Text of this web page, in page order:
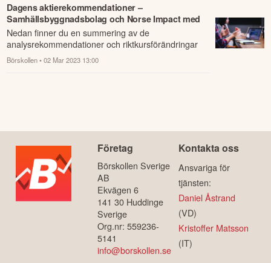
Dagens aktierekommendationer –
Samhällsbyggnadsbolag och Norse Impact med
på listan
Nedan finner du en summering av de
analysrekommendationer och riktkursförändringar
som har rapporterats om idag den 2 mars.
Börskollen • 02 Mar 2023 13:00
Företag
Börskollen Sverige
AB
Ekvägen 6
141 30 Huddinge
Sverige
Org.nr: 559236-
5141
info@borskollen.se
Kontakta oss
Ansvariga för
tjänsten:
Daniel Åstrand
(VD)
Kristoffer Matsson
(IT)